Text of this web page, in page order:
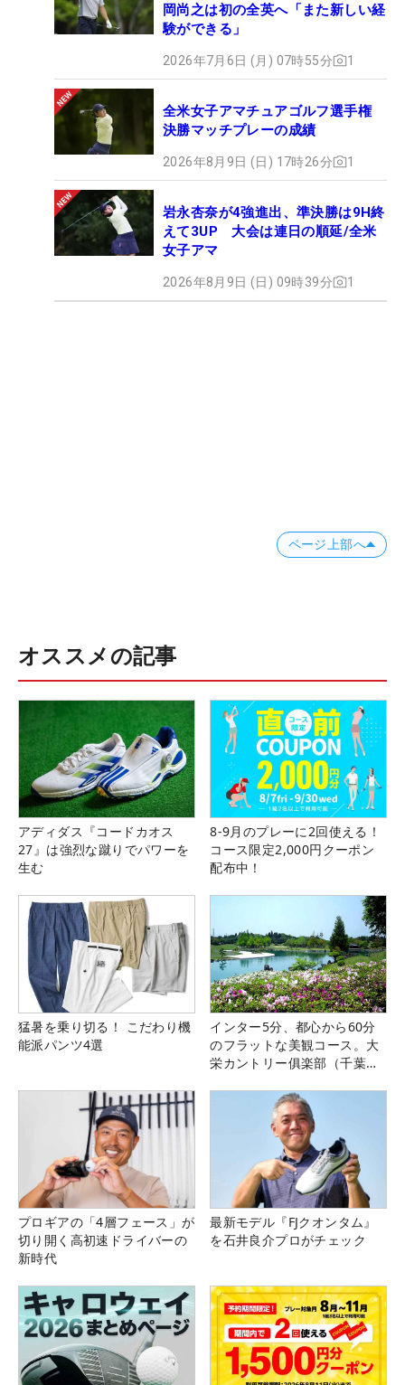
岡尚之は初の全英へ「また新しい経
験ができる」
2026年7月6日 (月) 07時55分 1
全米女子アマチュアゴルフ選手権
決勝マッチプレーの成績
2026年8月9日 (日) 17時26分 1
岩永杏奈が4強進出、準決勝は9H終
えて3UP 大会は連日の順延/全米
女子アマ
2026年8月9日 (日) 09時39分 1
ページ上部へ
オススメの記事
アディダス『コードカオス
27』は強烈な蹴りでパワーを
生む
8-9月のプレーに2回使える！
コース限定2,000円クーポン
配布中！
猛暑を乗り切る！ こだわり機
能派パンツ4選
インター5分、都心から60分
のフラットな美観コース。大
栄カントリー俱楽部（千葉
プロギアの「4層フェース」が
切り開く高初速ドライバーの
新時代
最新モデル『FJクオンタム』
を石井良介プロがチェック